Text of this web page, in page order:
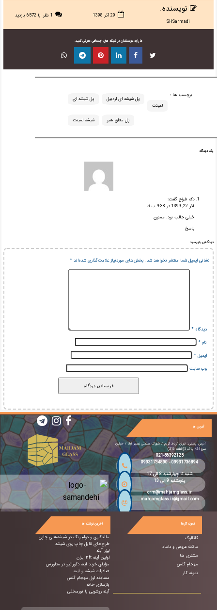
نویسنده:
SHSarmadi
29 آذر 1398 1 نظر با 6572 بازدید
ما را به دوستانتان در شبکه های اجتماعی معرفی کنید.
برچسب ها :
پل شیشه ای پل شیشه ای اردبیل
پل معلق هیر شیشه لمینت
لمینت
یک دیدگاه
دکه طراح گفت:
آذر 22, 1399 در 9:38 ب.ظ
خیلی جالب بود. ممنون
پاسخ
دیدگاهی بنویسید
نشانی ایمیل شما منتشر نخواهد شد. بخش‌های موردنیاز علامت‌گذاری شده‌اند*
دیدگاه*
نام*
ایمیل*
وب‌ سایت
آخرین نوشته ها
ماندگاری و دوام رنگ در شیشه‌های چاپی
طرح‌های قابل چاپ روی شیشه
لیزر آینه
اولین آینه nft ایران
مزایای خرید آینه دکوراتیو در متاورس
صادرات شیشه و آینه
مسابقه اول مهجام گلس
بازسازی خانه
آینه روشویی با نورمخفی
نمونه کارها
کاتالوگ
ماکت عروس و داماد
مشتری ها
مهجام گلس
نمونه کار
آدرس ها
آدرس پستی: تهران /رباط کریم / شهرک صنعتی نصیر آباد / خیابان
سرو 24/ پلاک 5(قطعه 216)
021-56392125
09931736894
-
09931734890
شنبه تا چهارشنبه 8 الی 17
پنجشنبه 9 الی 13
crm@mahjamglass.ir
mahjamglass.ir@gmail.com